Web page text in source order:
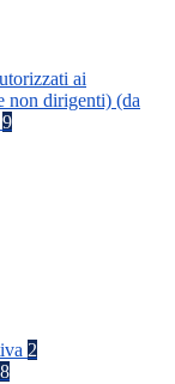
ai
non dirigenti) (da
9
2